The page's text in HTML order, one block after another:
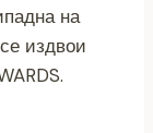
на
издвои